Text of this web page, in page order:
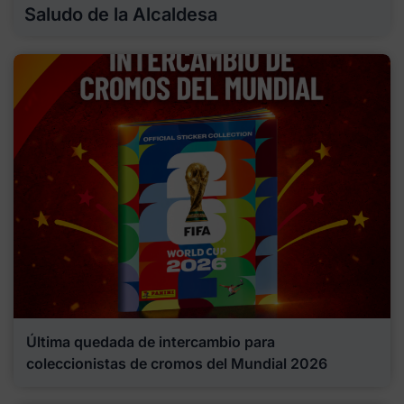
Saludo de la Alcaldesa
Última quedada de intercambio para
coleccionistas de cromos del Mundial 2026